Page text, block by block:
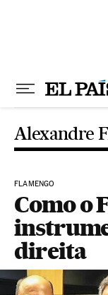
Alexandre
FLAMENGO
Como o
direita